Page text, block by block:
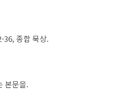
36, 종합 묵상.
본문을.